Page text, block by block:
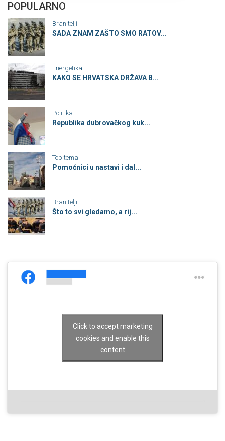
POPULARNO
Branitelji
SADA ZNAM ZAŠTO SMO RATOV...
Energetika
KAKO SE HRVATSKA DRŽAVA B...
Politika
Republika dubrovačkog kuk...
Top tema
Pomoćnici u nastavi i dal...
Branitelji
Što to svi gledamo, a rij...
Click to accept marketing
cookies and enable this
content